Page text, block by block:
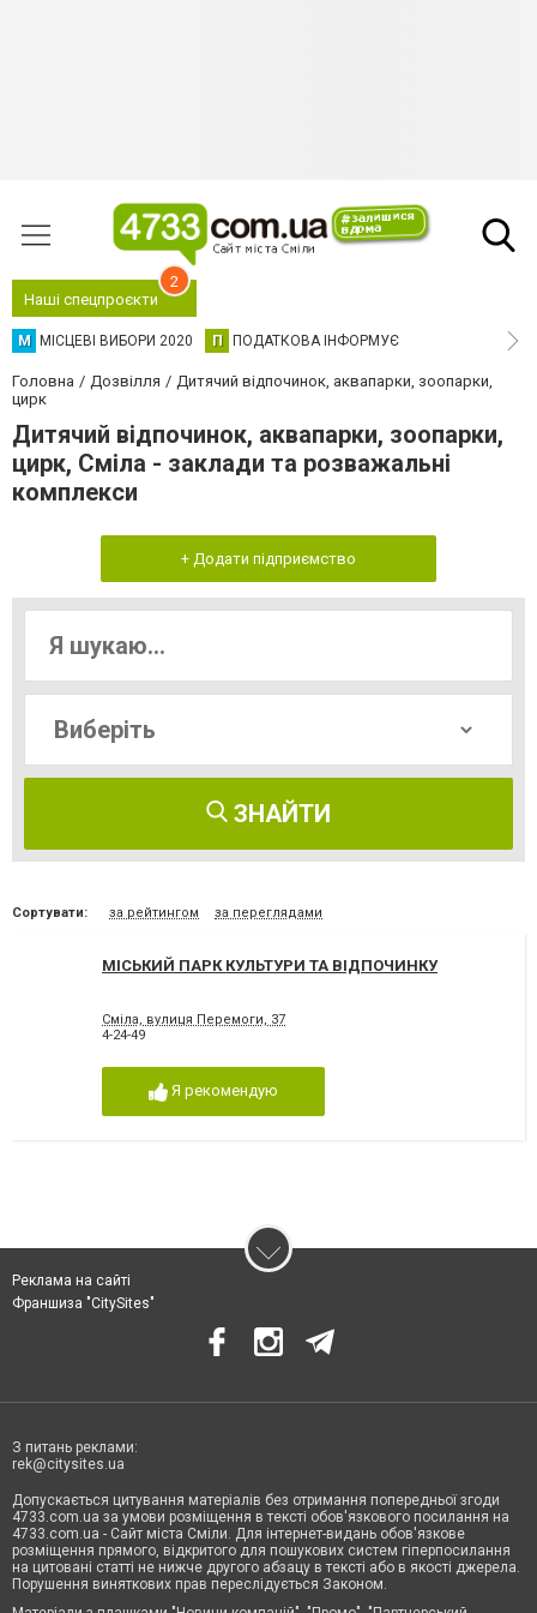
Наші спецпроєкти
2
М МІСЦЕВІ ВИБОРИ 2020 П ПОДАТКОВА ІНФОРМУЄ
Головна Дозвілля
Дитячий відпочинок, аквапарки, зоопарки,
цирк
Дитячий відпочинок, аквапарки, зоопарки,
цирк, Сміла - заклади та розважальні
комплекси
+ Додати підприємство
ЗНАЙТИ
Сортувати: за рейтингом за переглядами
МІСЬКИЙ ПАРК КУЛЬТУРИ ТА ВІДПОЧИНКУ
Сміла, вулиця Перемоги, 37
4-24-49
Я рекомендую
Реклама на сайті
Франшиза "CitySites"
З питань реклами:
rek@citysites.ua
Допускається цитування матеріалів без отримання попередньої згоди
4733.com.ua за умови розміщення в тексті обов'язкового посилання на
4733.com.ua - Сайт міста Сміли. Для інтернет-видань обов'язкове
розміщення прямого, відкритого для пошукових систем гіперпосилання
на цитовані статті не нижче другого абзацу в тексті або в якості джерела.
Порушення виняткових прав переслідується Законом.